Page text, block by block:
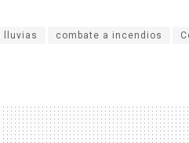
lluvias combate a incendios